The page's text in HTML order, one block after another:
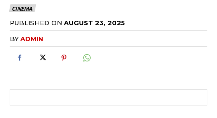
CINEMA
PUBLISHED ON AUGUST 23, 2025
BYADMIN